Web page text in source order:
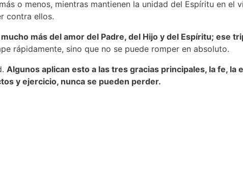
o menos, mientras mantienen la unidad del Espíritu en el
contra ellos.
más del amor del Padre, del Hijo y del Espíritu; ese
rápidamente, sino que no se puede romper en absoluto.
Algunos aplican esto a las tres gracias principales, la fe, la
y ejercicio, nunca se pueden perder.